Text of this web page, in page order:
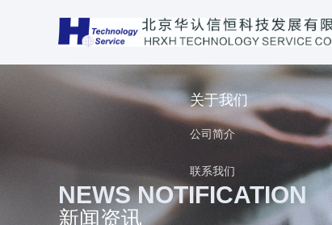
NEWS NOTIFICATION
新闻资讯
关于我们
公司简介
联系我们